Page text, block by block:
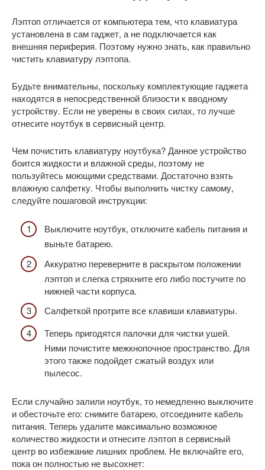
Лэптоп отличается от компьютера тем, что клавиатура
установлена в сам гаджет, а не подключается как
внешняя периферия. Поэтому нужно знать, как правильно
чистить клавиатуру лэптопа.
Будьте внимательны, поскольку комплектующие гаджета
находятся в непосредственной близости к вводному
устройству. Если не уверены в своих силах, то лучше
отнесите ноутбук в сервисный центр.
Чем почистить клавиатуру ноутбука? Данное устройство
боится жидкости и влажной среды, поэтому не
пользуйтесь моющими средствами. Достаточно взять
влажную салфетку. Чтобы выполнить чистку самому,
следуйте пошаговой инструкции:
Выключите ноутбук, отключите кабель питания и
выньте батарею.
Аккуратно переверните в раскрытом положении
лэптоп и слегка стряхните его либо постучите по
нижней части корпуса.
Салфеткой протрите все клавиши клавиатуры.
Теперь пригодятся палочки для чистки ушей.
Ними почистите межкнопочное пространство. Для
этого также подойдет сжатый воздух или
пылесос.
Если случайно залили ноутбук, то немедленно выключите
и обесточьте его: снимите батарею, отсоедините кабель
питания. Теперь удалите максимально возможное
количество жидкости и отнесите лэптоп в сервисный
центр во избежание лишних проблем. Не включайте его,
пока он полностью не высохнет: